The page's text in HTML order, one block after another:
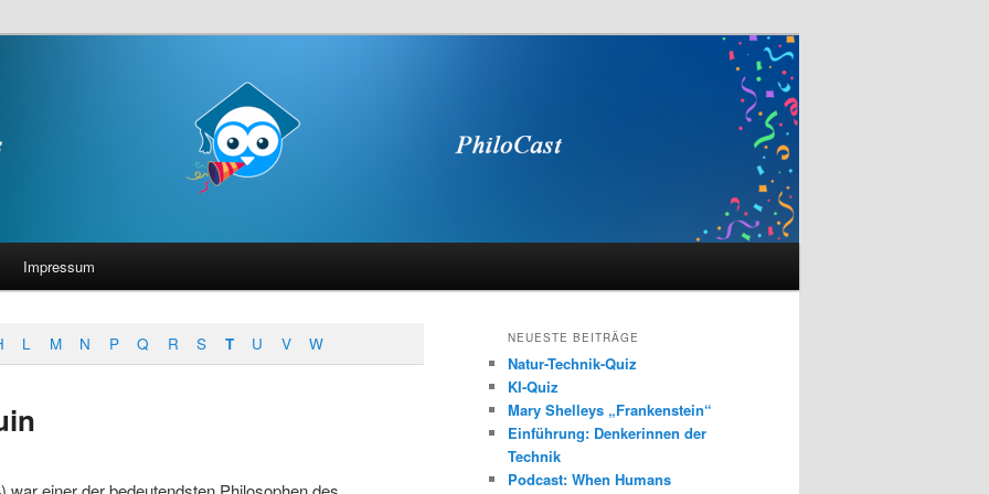
Impressum
L M N P Q R S T U V W NEUESTE BEITRÄGE
Natur-Technik-Quiz
KI-Quiz
Mary Shelleys „Frankenstein“
Einführung: Denkerinnen der
Technik
Podcast: When Humans